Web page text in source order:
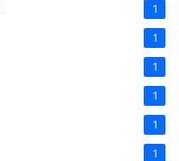
1
1
1
1
1
1